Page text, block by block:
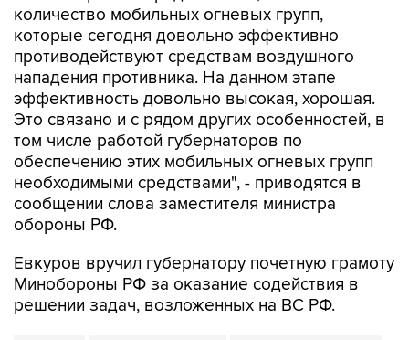
количество мобильных огневых групп,
которые сегодня довольно эффективно
противодействуют средствам воздушного
нападения противника. На данном этапе
эффективность довольно высокая, хорошая.
Это связано и с рядом других особенностей, в
том числе работой губернаторов по
обеспечению этих мобильных огневых групп
необходимыми средствами", - приводятся в
сообщении слова заместителя министра
обороны РФ.
Евкуров вручил губернатору почетную грамоту
Минобороны РФ за оказание содействия в
решении задач, возложенных на ВС РФ.